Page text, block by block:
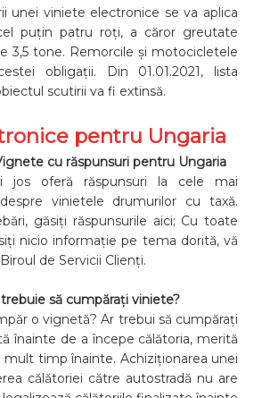
unei viniete electronice se va aplica
puțin patru roți, a căror greutate
3,5 tone. Remorcile și motocicletele
obligații. Din 01.01.2021, lista
scutirii va fi extinsă.
pentru Ungaria
cu răspunsuri pentru Ungaria
jos oferă răspunsuri la cele mai
vinietele drumurilor cu taxă.
găsiți răspunsurile aici; Cu toate
nicio informație pe tema dorită, vă
de Servicii Clienți.
să cumpărați viniete?
o vignetă? Ar trebui să cumpărați
înainte de a începe călătoria, merită
mult timp înainte. Achiziționarea unei
călătoriei către autostradă nu are